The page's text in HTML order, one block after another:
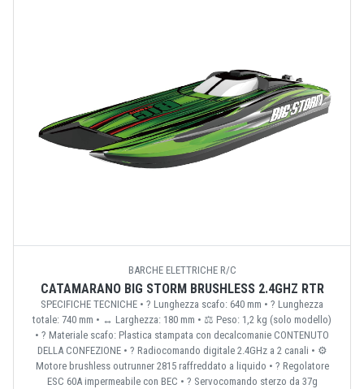
BARCHE ELETTRICHE R/C
CATAMARANO BIG STORM BRUSHLESS 2.4GHZ RTR
SPECIFICHE TECNICHE • ? Lunghezza scafo: 640 mm • ? Lunghezza
totale: 740 mm • ↔️ Larghezza: 180 mm • ⚖️ Peso: 1,2 kg (solo modello)
• ?️ Materiale scafo: Plastica stampata con decalcomanie CONTENUTO
DELLA CONFEZIONE • ? Radiocomando digitale 2.4GHz a 2 canali • ⚙️
Motore brushless outrunner 2815 raffreddato a liquido • ? Regolatore
ESC 60A impermeabile con BEC • ?️ Servocomando sterzo da 37g